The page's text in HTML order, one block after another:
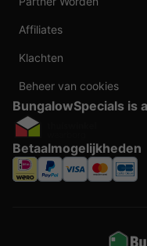
Affiliates
Klachten
Beheer van cookies
BungalowSpecials is
Betaalmogelijkheden